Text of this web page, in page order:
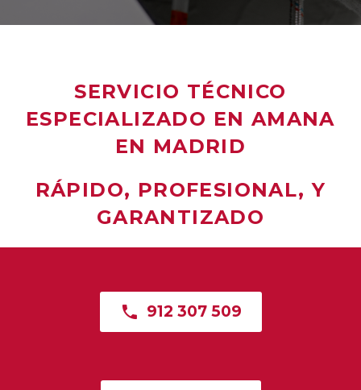
SERVICIO TÉCNICO
ESPECIALIZADO EN AMANA
EN MADRID
RÁPIDO, PROFESIONAL, Y
GARANTIZADO
 912 307 509